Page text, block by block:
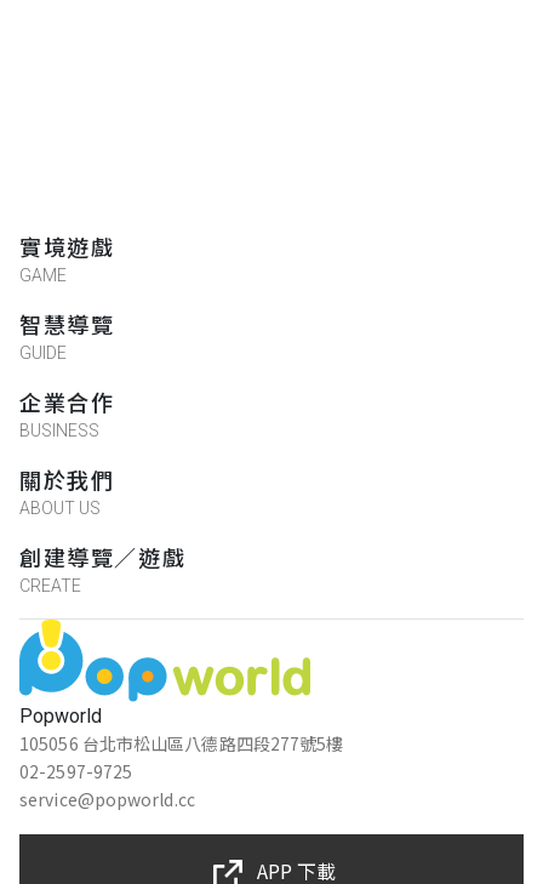
Popworld
105056 台北市松山區八德路四段277號5樓
02-2597-9725
service@popworld.cc
實境遊戲
GAME
智慧導覽
GUIDE
企業合作
BUSINESS
關於我們
ABOUT US
創建導覽／遊戲
CREATE
APP 下載